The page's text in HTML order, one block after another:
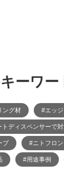
ーワー
ング材 #エッ
トディスペンサーで
プ #ニトフロン
#用途事例